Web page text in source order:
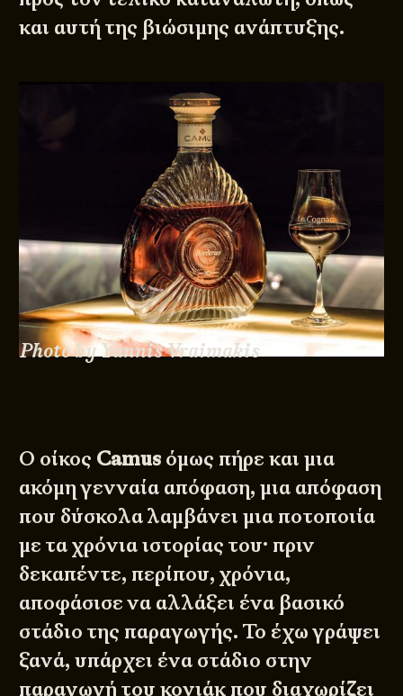
και αυτή της βιώσιμης ανάπτυξης.
Photo by Yannis Vraimakis
Ο οίκος Camus όμως πήρε και μια
ακόμη γενναία απόφαση, μια απόφαση
που δύσκολα λαμβάνει μια ποτοποιία
με τα χρόνια ιστορίας του· πριν
δεκαπέντε, περίπου, χρόνια,
αποφάσισε να αλλάξει ένα βασικό
στάδιο της παραγωγής. Το έχω γράψει
ξανά, υπάρχει ένα στάδιο στην
παραγωγή του κονιάκ που διαχωρίζει